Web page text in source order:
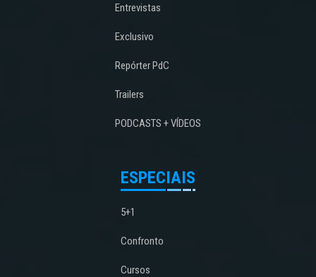
Entrevistas
Exclusivo
Repórter PdC
Trailers
PODCASTS + VÍDEOS
ESPECIAIS
5+1
Confronto
Cursos